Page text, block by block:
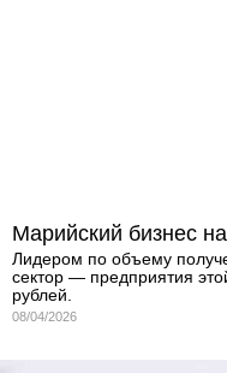
Марийский бизнес
Лидером по объему
сектор — предприятия
рублей.
08/04/2026